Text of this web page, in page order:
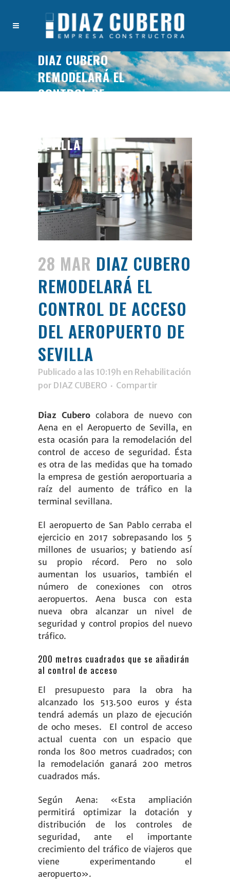
DIAZ CUBERO
REMODELARÁ EL
CONTROL DE
SEVILLA
28 MAR DIAZ CUBERO
REMODELARÁ EL
CONTROL DE ACCESO
DEL AEROPUERTO DE
SEVILLA
Publicado a las 10:19h en Rehabilitación
por DIAZ CUBERO Compartir
Diaz Cubero colabora de nuevo con
Aena en el Aeropuerto de Sevilla, en
esta ocasión para la remodelación del
control de acceso de seguridad. Ésta
es otra de las medidas que ha tomado
la empresa de gestión aeroportuaria a
raíz del aumento de tráfico en la
terminal sevillana.
El aeropuerto de San Pablo cerraba el
ejercicio en 2017 sobrepasando los 5
millones de usuarios; y batiendo así
su propio récord. Pero no solo
aumentan los usuarios, también el
número de conexiones con otros
aeropuertos. Aena busca con esta
nueva obra alcanzar un nivel de
seguridad y control propios del nuevo
tráfico.
200 metros cuadrados que se añadirán
al control de acceso
El presupuesto para la obra ha
alcanzado los 513.500 euros y ésta
tendrá además un plazo de ejecución
de ocho meses. El control de acceso
actual cuenta con un espacio que
ronda los 800 metros cuadrados; con
la remodelación ganará 200 metros
cuadrados más.
Según Aena: «Esta ampliación
permitirá optimizar la dotación y
distribución de los controles de
seguridad, ante el importante
crecimiento del tráfico de viajeros que
viene experimentando el
aeropuerto».